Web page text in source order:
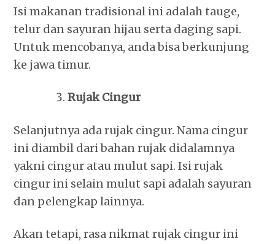
Isi makanan tradisional ini adalah tauge,
telur dan sayuran hijau serta daging sapi.
Untuk mencobanya, anda bisa berkunjung
ke jawa timur.
Rujak Cingur
Selanjutnya ada rujak cingur. Nama cingur
ini diambil dari bahan rujak didalamnya
yakni cingur atau mulut sapi. Isi rujak
cingur ini selain mulut sapi adalah sayuran
dan pelengkap lainnya.
Akan tetapi, rasa nikmat rujak cingur ini